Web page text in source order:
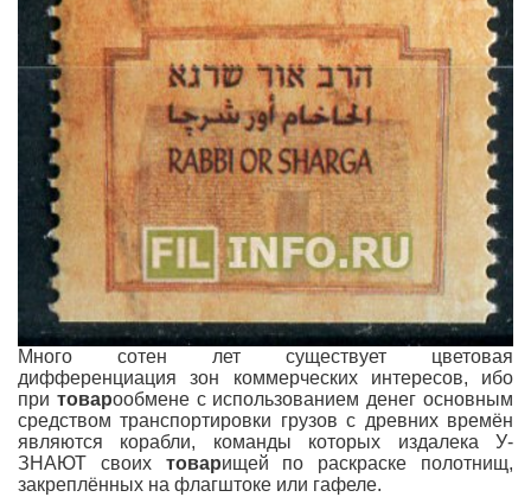
Много сотен лет существует цветовая
дифференциация зон коммерческих интересов, ибо
при товарообмене с использованием денег основным
средством транспортировки грузов с древних времён
являются корабли, команды которых издалека У-
ЗНАЮТ своих товарищей по раскраске полотнищ,
закреплённых на флагштоке или гафеле.